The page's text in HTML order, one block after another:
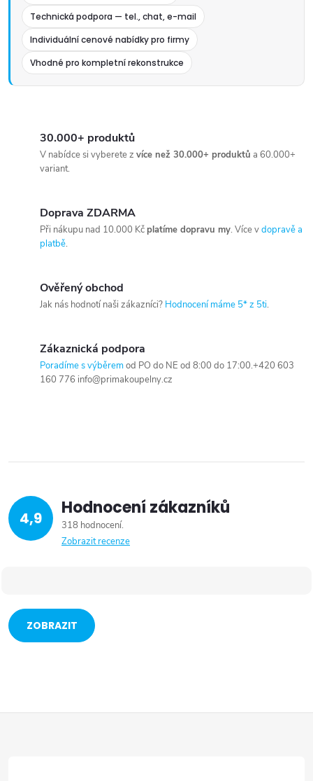
Technická podpora — tel., chat, e-mail
Individuální cenové nabídky pro firmy
Vhodné pro kompletní rekonstrukce
30.000+ produktů
V nabídce si vyberete z více než 30.000+ produktů a 60.000+
variant.
Doprava ZDARMA
Při nákupu nad 10.000 Kčplatíme dopravu my. Více vdopravě a
platbě.
Ověřený obchod
Jak nás hodnotí naši zákazníci? Hodnocení máme 5* z 5ti.
Zákaznická podpora
Poradíme s výběremod PO do NE od 8:00 do 17:00.+420 603
160 776 info@primakoupelny.cz
4,9 Hodnocení zákazníků
318 hodnocení
Zobrazit recenze
ZOBRAZIT